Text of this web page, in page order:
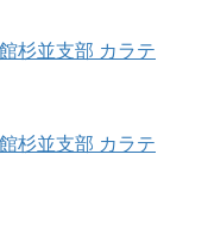
杉並支部 カラテ
杉並支部 カラテ